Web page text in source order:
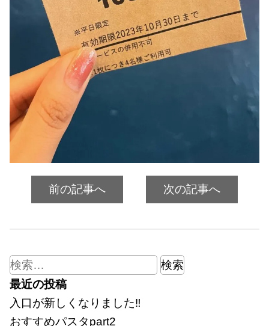
前の記事へ 次の記事へ
検
索:
最近の投稿
入口が新しくなりました‼
おすすめパスタpart2